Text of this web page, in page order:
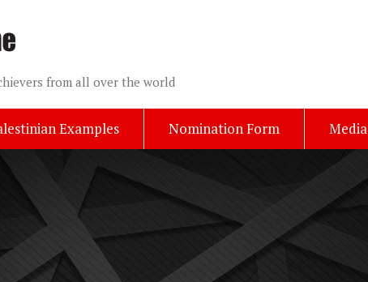
from all over the world
Examples Nomination Form Media